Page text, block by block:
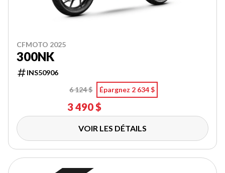
CFMOTO 2025
300NK
INS50906
6 124 $
Épargnez 2 634 $
3 490 $
VOIR LES DÉTAILS